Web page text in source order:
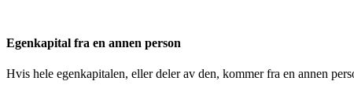
Egenkapital fra en annen person
Hvis hele egenkapitalen, eller deler av den, kommer fra en annen